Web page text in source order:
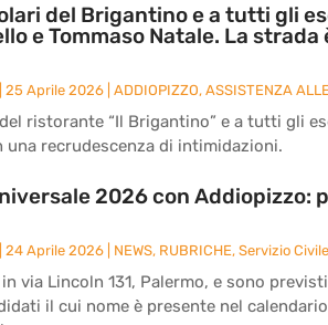
del Brigantino e a tutti gli
e Tommaso Natale. La
25 Aprile 2026 ADDIOPIZZO, ASSISTENZA
ristorante “Il Brigantino” e a tutti gli
recrudescenza di intimidazioni.
2026 con Addiopizzo:
24 Aprile 2026 NEWS, RUBRICHE, Servizio Civile
via Lincoln 131, Palermo, e sono
il cui nome è presente nel